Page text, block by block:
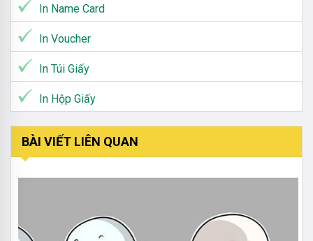
In Name Card
In Voucher
In Túi Giấy
In Hộp Giấy
BÀI VIẾT LIÊN QUAN